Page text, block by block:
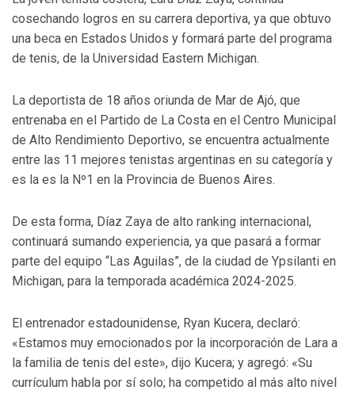
cosechando logros en su carrera deportiva, ya que obtuvo
una beca en Estados Unidos y formará parte del programa
de tenis, de la Universidad Eastern Michigan.
La deportista de 18 años oriunda de Mar de Ajó, que
entrenaba en el Partido de La Costa en el Centro Municipal
de Alto Rendimiento Deportivo, se encuentra actualmente
entre las 11 mejores tenistas argentinas en su categoría y
es la es la Nº1 en la Provincia de Buenos Aires.
De esta forma, Díaz Zaya de alto ranking internacional,
continuará sumando experiencia, ya que pasará a formar
parte del equipo “Las Aguilas”, de la ciudad de Ypsilanti en
Michigan, para la temporada académica 2024-2025.
El entrenador estadounidense, Ryan Kucera, declaró:
«Estamos muy emocionados por la incorporación de Lara a
la familia de tenis del este», dijo Kucera; y agregó: «Su
currículum habla por sí solo; ha competido al más alto nivel